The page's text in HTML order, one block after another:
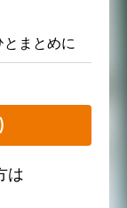
とまとめに
は